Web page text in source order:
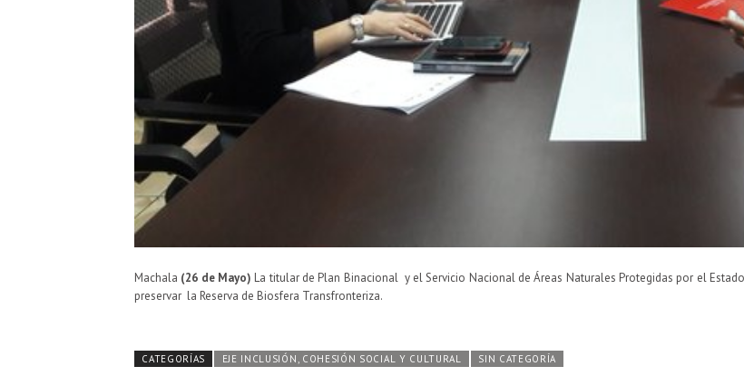
Machala (26 de Mayo) La titular de Plan Binacional y el Servicio Nacional de Áreas Naturales Protegidas por el
preservar la Reserva de Biosfera Transfronteriza.
CATEGORÍAS EJE INCLUSIÓN, COHESIÓN SOCIAL Y CULTURAL SIN CATEGORÍA